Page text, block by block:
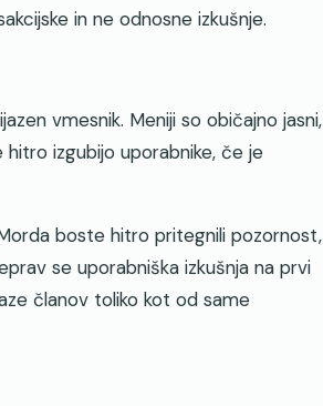
in ne odnosne izkušnje.
vmesnik. Meniji so običajno jasni,
izgubijo uporabnike, če je
boste hitro pritegnili pozornost,
se uporabniška izkušnja na prvi
članov toliko kot od same